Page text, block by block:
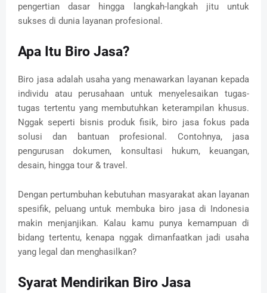
pengertian dasar hingga langkah-langkah jitu untuk
sukses di dunia layanan profesional.
Apa Itu Biro Jasa?
Biro jasa adalah usaha yang menawarkan layanan kepada
individu atau perusahaan untuk menyelesaikan tugas-
tugas tertentu yang membutuhkan keterampilan khusus.
Nggak seperti bisnis produk fisik, biro jasa fokus pada
solusi dan bantuan profesional. Contohnya, jasa
pengurusan dokumen, konsultasi hukum, keuangan,
desain, hingga tour & travel.
Dengan pertumbuhan kebutuhan masyarakat akan layanan
spesifik, peluang untuk membuka biro jasa di Indonesia
makin menjanjikan. Kalau kamu punya kemampuan di
bidang tertentu, kenapa nggak dimanfaatkan jadi usaha
yang legal dan menghasilkan?
Syarat Mendirikan Biro Jasa